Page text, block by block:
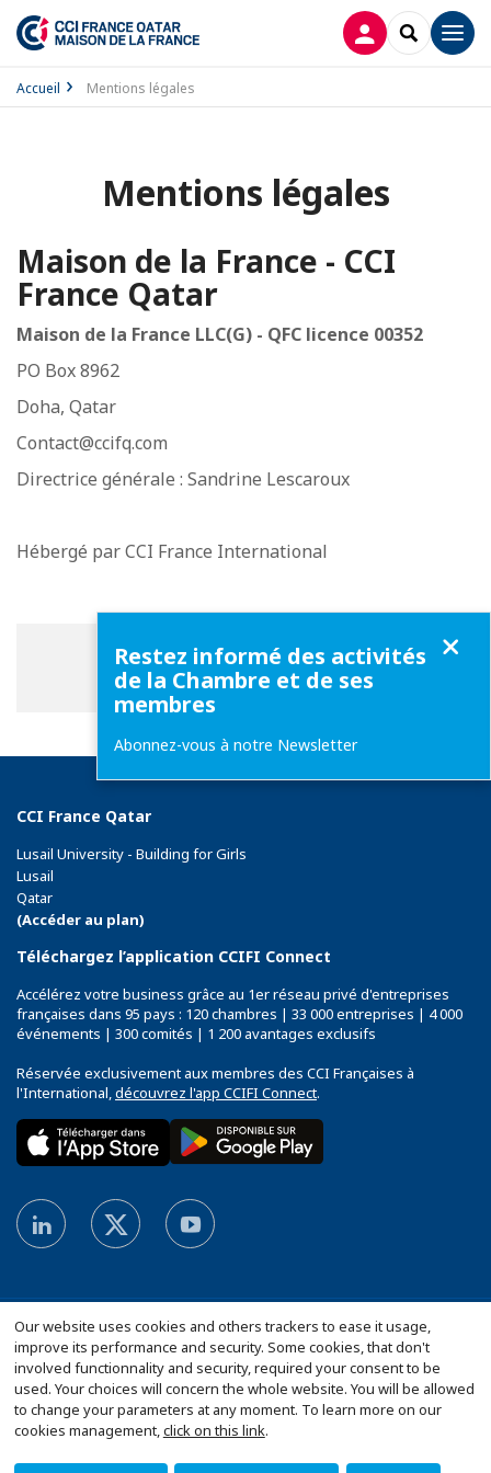
Our website uses cookies and others trackers to ease it usage,
improve its performance and security. Some cookies, that don't
involved functionnality and security, required your consent to be
used. Your choices will concern the whole website. You will be allowed
to change your parameters at any moment. To learn more on our
cookies management,click on this link.
CONNEXION
Accueil Mentions légales
Mentions légales
Maison de la France - CCI
France Qatar
Maison de la France LLC(G) - QFC licence 00352
PO Box 8962
Doha, Qatar
Contact@ccifq.com
Directrice générale : Sandrine Lescaroux
Hébergé par CCI France International
Partager cette page
Partager
sur
Partager
sur
Partager
sur
CCI France Qatar
Lusail University - Building for Girls
Lusail
Qatar
(Accéder au plan)
Téléchargez l’application CCIFI Connect
Accélérez votre business grâce au 1er réseau privé d'entreprises
françaises dans 95 pays : 120 chambres | 33 000 entreprises | 4 000
événements | 300 comités | 1 200 avantages exclusifs
Réservée exclusivement aux membres des CCI Françaises à
l'International,découvrez l'app CCIFI Connect.
Plan du site
Mentions légales
Politique de confidentialité
Configurer vos préférences cookies
Restez informé des activités
de la Chambre et de ses
membres
Abonnez-vous à notre Newsletter